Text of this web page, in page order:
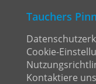
Tauchers
Cookie-
Kontaktiere uns